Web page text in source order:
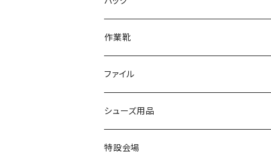
ブーツ
フォーマル/ビジネス/通学靴
学生靴
オフィスサンダル
カジュアル
スニーカー
サンダル/クロッグ
レインシューズ
作業靴
フォーマル/ビジネス/通学靴
サンダル/クロッグ
フォーマル
アウトドア/トレッキング
上履き/スリッパ
アシックス asics
ヨネックス YONEX
日進ゴム
アディダス
ブランド2
スミクラ
コンバース CONVERSE
アシックス
スケッチャーズ
作業靴
足袋
ナースシューズ
疲れにくいクッション性能
ファイル
20190123nsnk
20190211nattack
シューズ用品
特設会場